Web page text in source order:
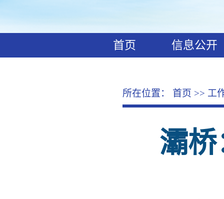
首页
信息公开
所在位置： 首页 >> 工
灞